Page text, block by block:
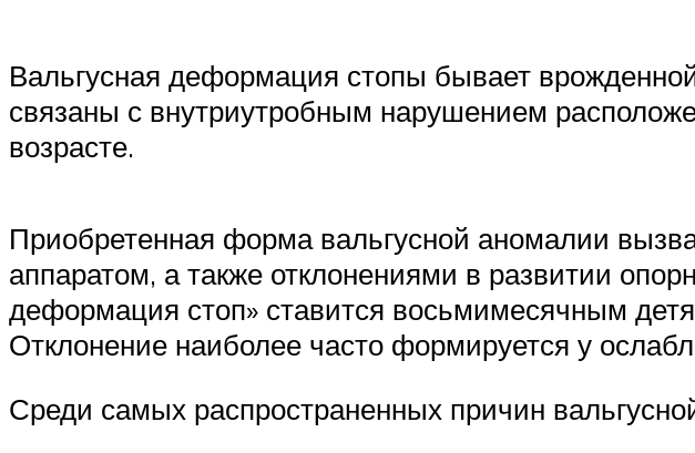
Вальгусная деформация стопы бывает
связаны с внутриутробным нарушением
возрасте.
Приобретенная форма вальгусной аномалии
аппаратом, а также отклонениями в развитии
деформация стоп» ставится восьмимесячным
Отклонение наиболее часто формируется у
Среди самых распространенных причин